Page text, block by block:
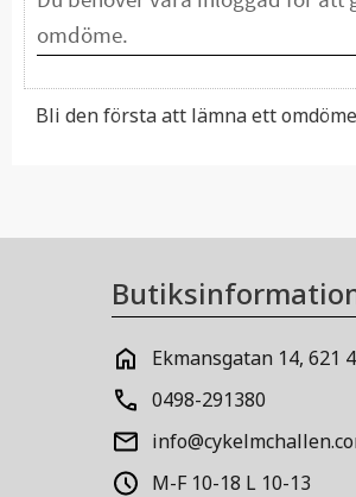
Bli den första att lämna ett
Ekmansgatan 14, 621
0498-291380
M-F 10-18 L 10-13